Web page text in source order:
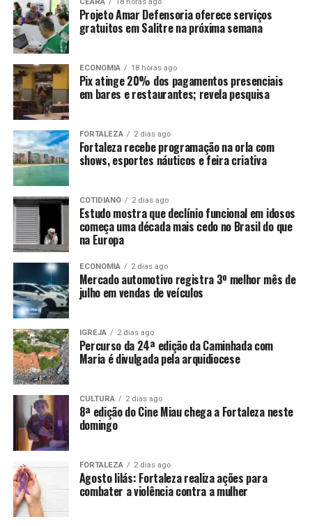
CEARÁ 18 horas ago
Projeto Amar Defensoria oferece serviços
gratuitos em Salitre na próxima semana
ECONOMIA 18 horas ago
Pix atinge 20% dos pagamentos presenciais
em bares e restaurantes; revela pesquisa
FORTALEZA 2 dias ago
Fortaleza recebe programação na orla com
shows, esportes náuticos e feira criativa
COTIDIANO 2 dias ago
Estudo mostra que declínio funcional em idosos
começa uma década mais cedo no Brasil do que
na Europa
ECONOMIA 2 dias ago
Mercado automotivo registra 3º melhor mês de
julho em vendas de veículos
IGREJA 2 dias ago
Percurso da 24ª edição da Caminhada com
Maria é divulgada pela arquidiocese
CULTURA 2 dias ago
8ª edição do Cine Miau chega a Fortaleza neste
domingo
FORTALEZA 2 dias ago
Agosto lilás: Fortaleza realiza ações para
combater a violência contra a mulher